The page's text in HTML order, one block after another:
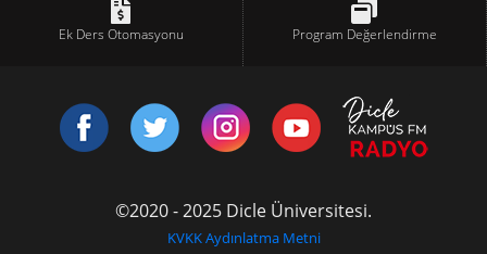
Ek Ders Otomasyonu Program Değerlendirme
©2020 - 2025 Dicle Üniversitesi.
KVKK Aydınlatma Metni